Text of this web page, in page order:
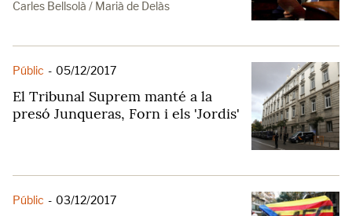
Carles Bellsolà / Marià de Delàs
Públic - 05/12/2017
El Tribunal Suprem manté a la
presó Junqueras, Forn i els 'Jordis'
Públic - 03/12/2017